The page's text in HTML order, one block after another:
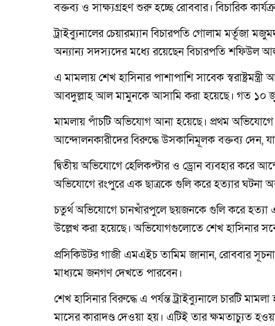
বক্তব্য ও সাক্ষ্যগ্রহণ শুরু হচ্ছে রোববার। বিচারিক
ট্রাইব্যুনালের চেয়ারম্যান বিচারপতি গোলাম মর্তূজা
অন্যান্য সদস্যদের মধ্যে রয়েছেন বিচারপতি
এ মামলায় শেখ হাসিনার পাশাপাশি সাবেক
আবদুল্লাহ আল মামুনকে আসামি করা হয়েছে। গত ১০
মামলায় পাঁচটি অভিযোগ আনা হয়েছে। প্রথম অভিযোগে
আন্দোলনকারীদের বিরুদ্ধে উসকানিমূলক বক্তব্য দেন,
দ্বিতীয় অভিযোগে হেলিকপ্টার ও ড্রোন ব্যবহার করে
অভিযোগে রংপুরে এক ছাত্রকে গুলি করে হত্যার ঘটনা
চতুর্থ অভিযোগে চানখাঁরপুলে ছয়জনকে গুলি করে
উল্লেখ করা হয়েছে। অভিযোগগুলোতে শেখ হাসিনার
প্রসিকিউটর গাজী এমএইচ তামিম জানান, রোববার সূচনা
মাধ্যমে জনগণ দেখতে পারবেন।
শেখ হাসিনার বিরুদ্ধে এ পর্যন্ত ট্রাইব্যুনালে চারটি
মাসের কারাদণ্ড দেওয়া হয়। এটিই তার ক্ষমতাচ্যুত